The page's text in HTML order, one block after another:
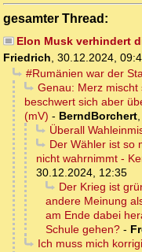
gesamter Thread:
Elon Musk verhindert
Friedrich, 30.12.2024,
#Rumänien war der
Genau: Merz mischt
beschwert sich aber
(mV) - BerndBorchert,
Überall
Der Wähler ist so
nicht wahrnimmt -
30.12.2024, 12:35
Der Krieg ist
andere Meinung
am Ende dabei
Schule gehen? -
Ich muss mich